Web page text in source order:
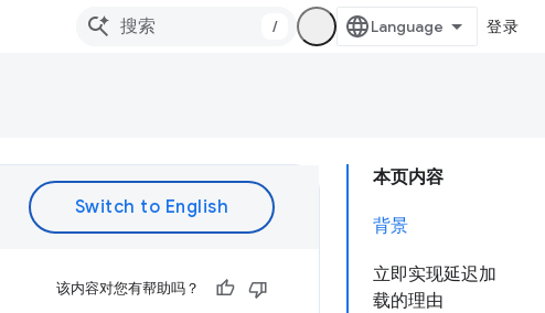
/ 登录
本页内容
背景
立即实现延迟加
载的理由
该内容对您有帮助吗？